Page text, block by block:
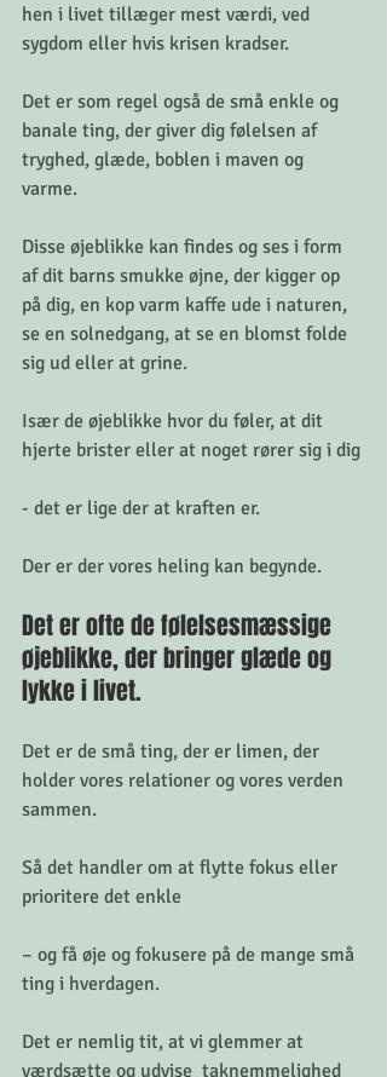
hen i livet tillæger mest værdi, ved
sygdom eller hvis krisen kradser.
Det er som regel også de små enkle og
banale ting, der giver dig følelsen af
tryghed, glæde, boblen i maven og
varme. ⠀
Disse øjeblikke kan findes og ses i form
af dit barns smukke øjne, der kigger op
på dig, en kop varm kaffe ude i naturen,
se en solnedgang, at se en blomst folde
sig ud eller at grine.
Især de øjeblikke hvor du føler, at dit
hjerte brister eller at noget rører sig i dig
- det er lige der at kraften er.
Der er der vores heling kan begynde.
Det er ofte de følelsesmæssige
øjeblikke, der bringer glæde og
lykke i livet.
Det er de små ting, der er limen, der
holder vores relationer og vores verden
sammen. ⠀
Så det handler om at flytte fokus eller
prioritere det enkle
– og få øje og fokusere på de mange små
ting i hverdagen.
Det er nemlig tit, at vi glemmer at
værdsætte og udvise  taknemmelighed